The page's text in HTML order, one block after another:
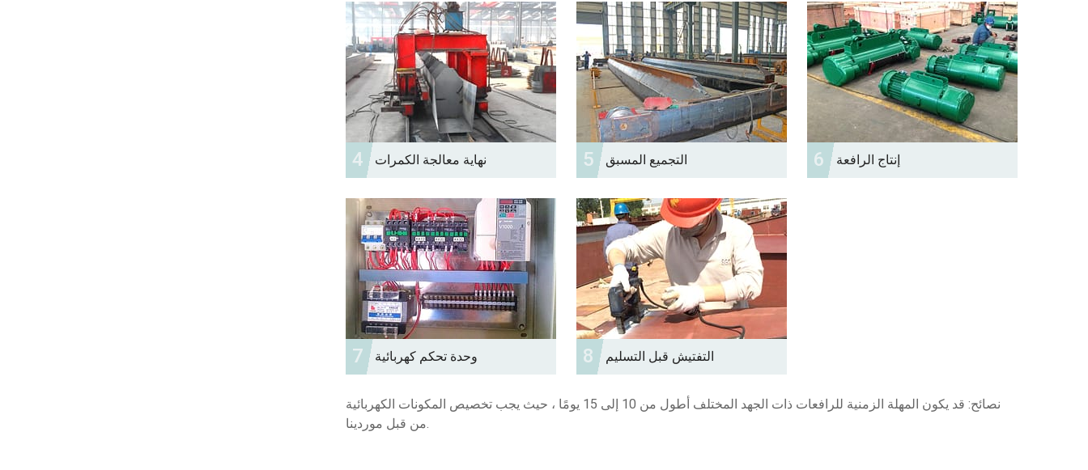
4 نهاية معالجة الكمرات 5 التجميع المسبق 6 إنتاج الرافعة
7 وحدة تحكم كهربائية 8 التفتيش قبل التسليم
نصائح: قد يكون المهلة الزمنية للرافعات ذات الجهد المختلف أطول من 10 إلى 15 يومًا ، حيث يجب تخصيص المكونات الكهربائية
من قبل موردينا.